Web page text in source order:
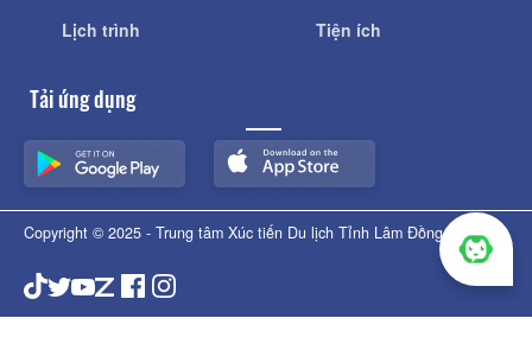
Lịch trình
Tiện ích
Tải ứng dụng
Copyright © 2025 - Trung tâm Xúc tiến Du lịch Tỉnh Lâm Đồng